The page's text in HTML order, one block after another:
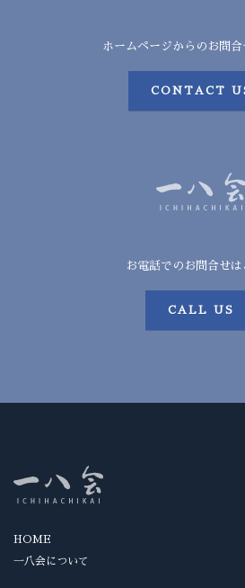
ホームページからのお問合
CONTACT
お電話でのお問合せは
CALL US
HOME
一八会について